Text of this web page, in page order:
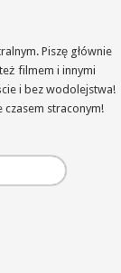
Piszę głównie
filmem i innymi
i bez wodolejstwa!
czasem straconym!